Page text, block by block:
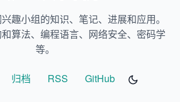
趣小组的知识、笔记、进展和应用。
算法、编程语言、网络安全、密码学
等。
归档 RSS GitHub